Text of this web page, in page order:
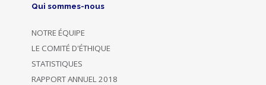
Qui sommes-nous
NOTRE ÉQUIPE
LE COMITÉ D'ÉTHIQUE
STATISTIQUES
RAPPORT ANNUEL 2018